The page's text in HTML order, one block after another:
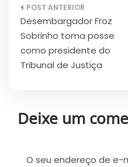
Navegação
de
Post
Desembargador Froz
Sobrinho toma posse
como presidente do
Tribunal de Justiça
Deixe um
O seu endereço de e-